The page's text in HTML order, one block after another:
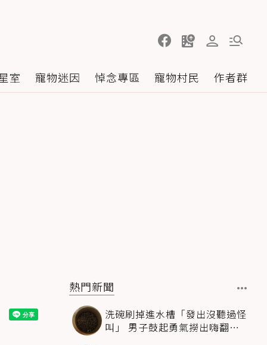
室 寵物迷因 悼念專區 寵物村民 作者群
熱門新聞
洗碗刷掉進水槽「發出沒聽過怪
叫」 男子鼓起勇氣撈出嗨翻：